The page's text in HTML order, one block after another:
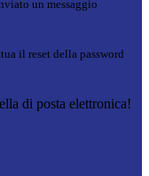
un messaggio
il reset della password
di posta elettronica!